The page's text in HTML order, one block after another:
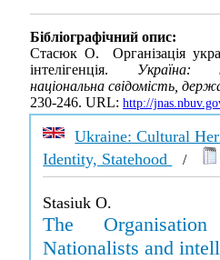
Бібліографічний опис:
Стасюк О. Організація
інтелігенція. Україна:
національна свідомість,
230-246. URL: http://
Ukraine: Cultural
Identity, Statehood
/
Stasiuk O.
The
Nationalists and